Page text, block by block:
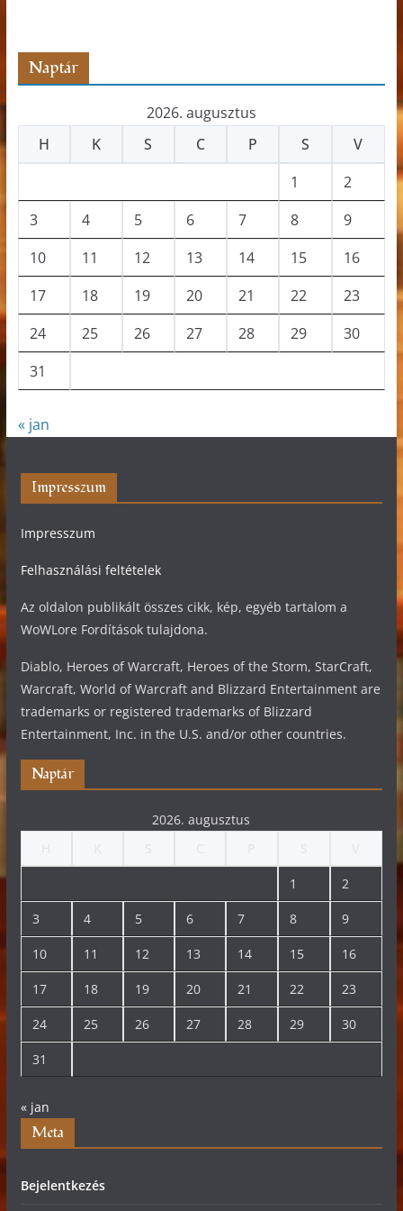
Naptár
2026. augusztus
H
K S C P S
V
1
2
3
4 5 6 7 8
9
10
11 12 13 14 15
16
17
18 19 20 21 22
23
24
25 26 27 28 29
30
31
« jan
Impresszum
Impresszum
Felhasználási feltételek
Az oldalon publikált összes cikk, kép, egyéb tartalom a
WoWLore Fordítások tulajdona.
Diablo, Heroes of Warcraft, Heroes of the Storm, StarCraft,
Warcraft, World of Warcraft and Blizzard Entertainment are
trademarks or registered trademarks of Blizzard
Entertainment, Inc. in the U.S. and/or other countries.
Naptár
2026. augusztus
1 2
3 4 5 6 7 8 9
10 11 12 13 14 15 16
17 18 19 20 21 22 23
24 25 26 27 28 29 30
31
« jan
Meta
Bejelentkezés